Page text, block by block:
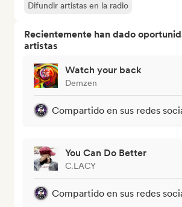
Difundir artistas en la radio
Recientemente han dado
artistas
Watch your back
Demzen
Compartido en sus redes
You Can Do Better
C.LACY
Compartido en sus redes